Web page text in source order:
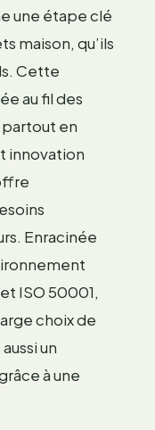
une étape clé
maison, qu’ils
Cette
au fil des
partout en
innovation
Enracinée
ISO 50001,
choix de
un
à une